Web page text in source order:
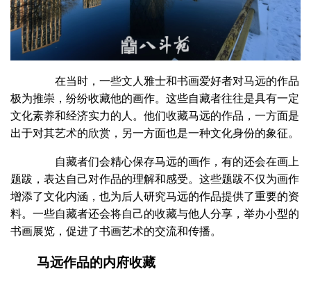
在当时，一些文人雅士和书画爱好者对马远的作品
极为推崇，纷纷收藏他的画作。这些自藏者往往是具有一定
文化素养和经济实力的人。他们收藏马远的作品，一方面是
出于对其艺术的欣赏，另一方面也是一种文化身份的象征。
自藏者们会精心保存马远的画作，有的还会在画上
题跋，表达自己对作品的理解和感受。这些题跋不仅为画作
增添了文化内涵，也为后人研究马远的作品提供了重要的资
料。一些自藏者还会将自己的收藏与他人分享，举办小型的
书画展览，促进了书画艺术的交流和传播。
马远作品的内府收藏